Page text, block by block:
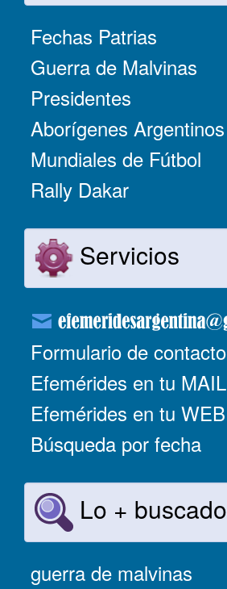
Fechas Patrias
Guerra de Malvinas
Presidentes
Aborígenes Argentinos
Mundiales de Fútbol
Rally Dakar
Servicios
Formulario de contacto
Efemérides en tu MAIL
Efemérides en tu WEB
Búsqueda por fecha
Lo + buscado
guerra de malvinas